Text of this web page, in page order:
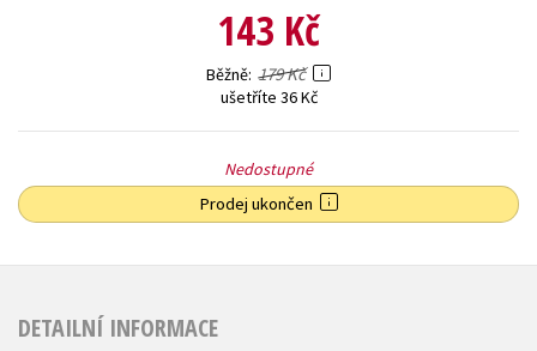
143 Kč
Běžně 179 Kč
ušetříte 36 Kč
Nedostupné
Prodej ukončen
DETAILNÍ INFORMACE